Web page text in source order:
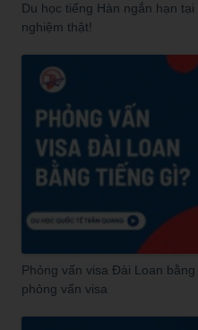
Du học tiếng Hàn ngắn hạn
nghiệm thật!
Phỏng vấn visa Đài Loan
phỏng vấn visa